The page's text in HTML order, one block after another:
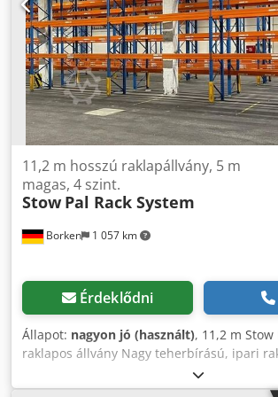
Borken 1 057 km
11,2 m hosszú raklapállvány, 5 m
magas, 4 szint.
Stow Pal Rack System
Érdeklődni
Állapot: nagyon jó (használt), 11,2 m Stow
raklapos állvány Nagy teherbírású, ipari
állványrendszer a prémium gyártótól,
nehéz EUR-raklapok biztonságos és